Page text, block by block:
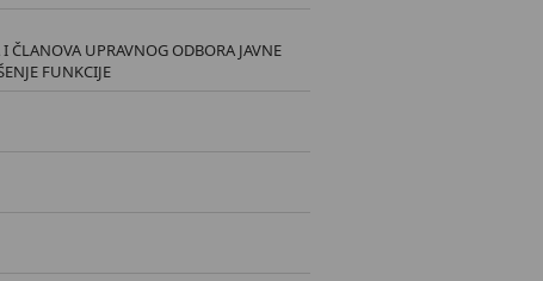
UPRAVNOG ODBORA JAVNE
FUNKCIJE